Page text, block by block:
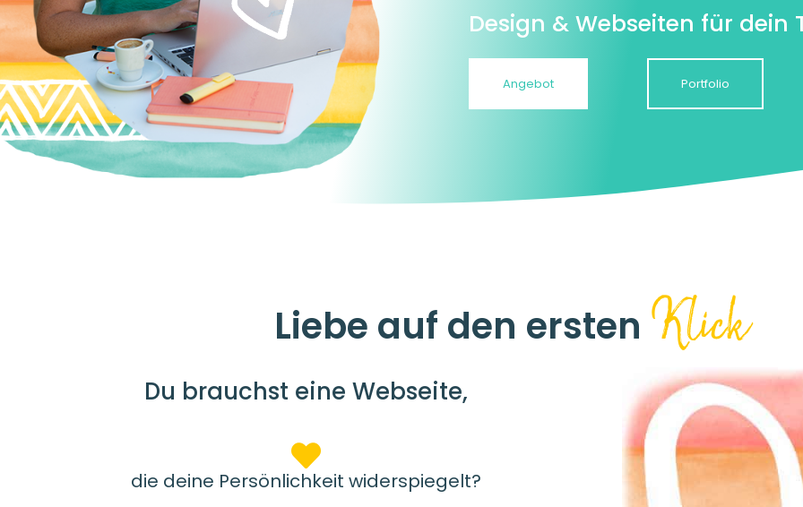
Design & Webseiten für dein
Angebot Portfolio
Liebe auf den ersten Klick
Du brauchst eine Webseite,
die deine Persönlichkeit widerspiegelt?